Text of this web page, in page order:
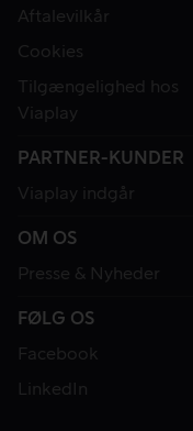
Aftalevilkår
Cookies
Tilgængelighed hos
Viaplay
PARTNER-KUNDER
Viaplay indgår
OM OS
Presse & Nyheder
FØLG OS
Facebook
LinkedIn